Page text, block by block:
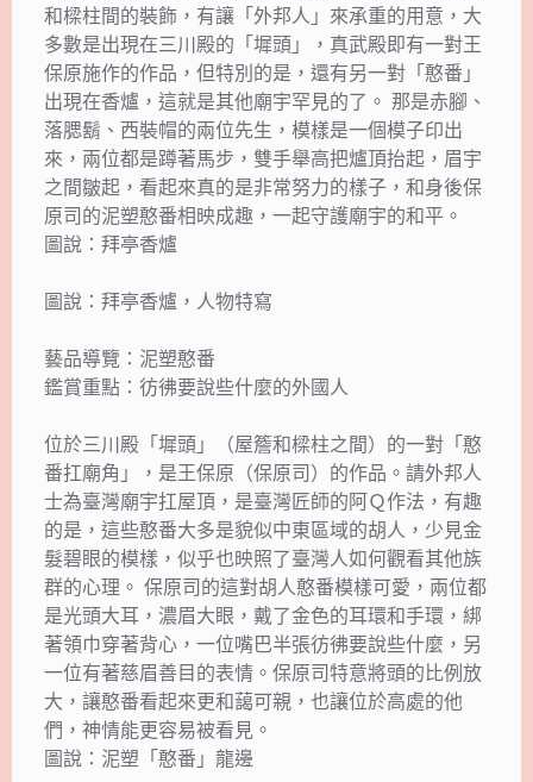
和樑柱間的裝飾，有讓「外邦人」來承重的用意，大
多數是出現在三川殿的「墀頭」，真武殿即有一對王
保原施作的作品，但特別的是，還有另一對「憨番」
出現在香爐，這就是其他廟宇罕見的了。 那是赤腳、
落腮鬍、西裝帽的兩位先生，模樣是一個模子印出
來，兩位都是蹲著馬步，雙手舉高把爐頂抬起，眉宇
之間皺起，看起來真的是非常努力的樣子，和身後保
原司的泥塑憨番相映成趣，一起守護廟宇的和平。
圖說：拜亭香爐
圖說：拜亭香爐，人物特寫
藝品導覽：泥塑憨番
鑑賞重點：彷彿要說些什麼的外國人
位於三川殿「墀頭」（屋簷和樑柱之間）的一對「憨
番扛廟角」，是王保原（保原司）的作品。請外邦人
士為臺灣廟宇扛屋頂，是臺灣匠師的阿Ｑ作法，有趣
的是，這些憨番大多是貌似中東區域的胡人，少見金
髮碧眼的模樣，似乎也映照了臺灣人如何觀看其他族
群的心理。 保原司的這對胡人憨番模樣可愛，兩位都
是光頭大耳，濃眉大眼，戴了金色的耳環和手環，綁
著領巾穿著背心，一位嘴巴半張彷彿要說些什麼，另
一位有著慈眉善目的表情。保原司特意將頭的比例放
大，讓憨番看起來更和藹可親，也讓位於高處的他
們，神情能更容易被看見。
圖說：泥塑「憨番」龍邊